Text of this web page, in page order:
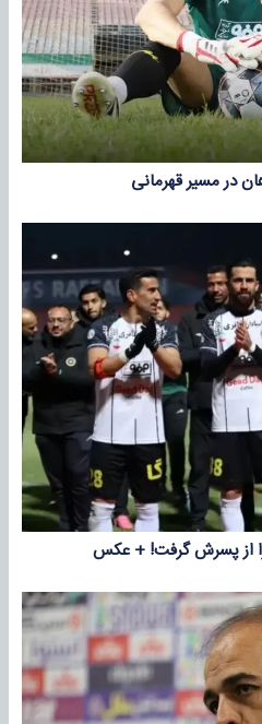
در مسیر قهرمانی
از پسرش گرفت! + عکس